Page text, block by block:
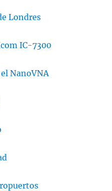
Londres
IC-7300
NanoVNA